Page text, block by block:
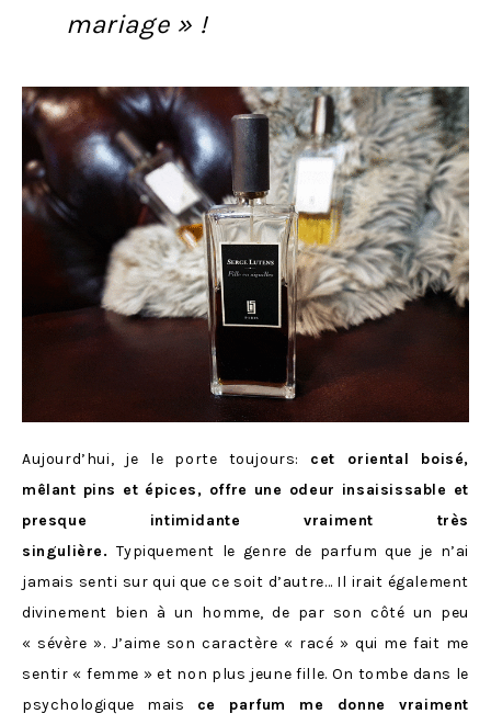
mariage » !
Aujourd’hui, je le porte toujours: cet oriental boisé,
mêlant pins et épices, offre une odeur insaisissable et
presque intimidante vraiment très
singulière.Typiquement le genre de parfum que je n’ai
jamais senti sur qui que ce soit d’autre… Il irait également
divinement bien à un homme, de par son côté un peu
« sévère ». J’aime son caractère « racé » qui me fait me
sentir « femme » et non plus jeune fille. On tombe dans le
psychologique mais ce parfum me donne vraiment